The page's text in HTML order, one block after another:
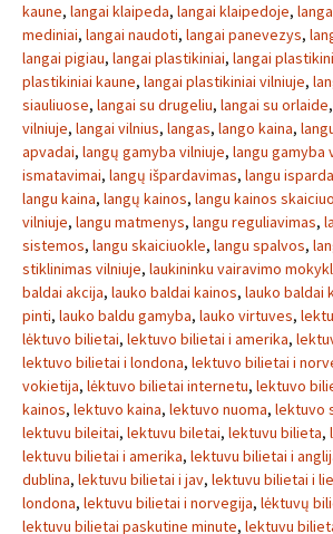
kaune, langai klaipeda, langai klaipedoje,
mediniai, langai naudoti, langai panevezys,
langai pigiau, langai plastikiniai, langai
plastikiniai kaune, langai plastikiniai vilniuje,
siauliuose, langai su drugeliu, langai su orlaide,
vilniuje, langai vilnius, langas, lango kaina,
apvadai, langų gamyba vilniuje, langu gamyba
ismatavimai, langų išpardavimas, langu
langu kaina, langų kainos, langu kainos
vilniuje, langu matmenys, langu reguliavimas,
sistemos, langu skaiciuokle, langu spalvos,
stiklinimas vilniuje, laukininku vairavimo
baldai akcija, lauko baldai kainos, lauko baldai
pinti, lauko baldu gamyba, lauko virtuves,
lėktuvo bilietai, lektuvo bilietai i amerika,
lektuvo bilietai i londona, lektuvo bilietai i
vokietija, lėktuvo bilietai internetu, lektuvo
kainos, lektuvo kaina, lektuvo nuoma, lektuvo
lektuvu bileitai, lektuvu biletai, lektuvu bilieta,
lektuvu bilietai i amerika, lektuvu bilietai i
dublina, lektuvu bilietai i jav, lektuvu bilietai i
londona, lektuvu bilietai i norvegija, lėktuvų
lektuvu bilietai paskutine minute, lektuvu